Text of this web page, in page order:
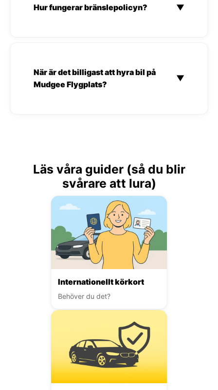
Hur fungerar bränslepolicyn? ▼
När är det billigast att hyra bil på
Mudgee Flygplats?
▼
Läs våra guider (så du blir
svårare att lura)
Internationellt körkort
Behöver du det?